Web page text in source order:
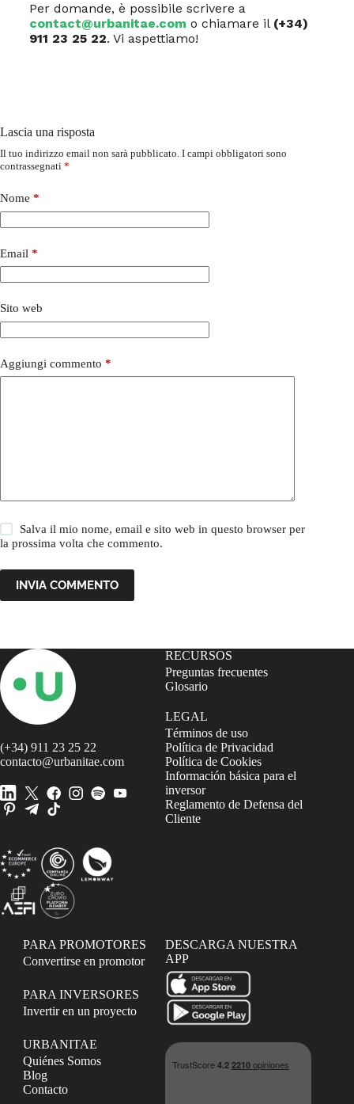
Per domande, è possibile scrivere a
contact@urbanitae.com o chiamare il (+34)
911 23 25 22. Vi aspettiamo!
Lascia una risposta
Il tuo indirizzo email non sarà pubblicato. I campi obbligatori sono
contrassegnati *
Nome *
Email *
Sito web
Aggiungi commento *
Salva il mio nome, email e sito web in questo browser per
la prossima volta che commento.
INVIA COMMENTO
(+34) 911 23 25 22
contacto@urbanitae.com
RECURSOS
Preguntas frecuentes
Glosario
LEGAL
Términos de uso
Política de Privacidad
Política de Cookies
Información básica para el
inversor
Reglamento de Defensa del
Cliente
PARA PROMOTORES
Convertirse en promotor
PARA INVERSORES
Invertir en un proyecto
URBANITAE
Quiénes Somos
Blog
Contacto
DESCARGA NUESTRA
APP